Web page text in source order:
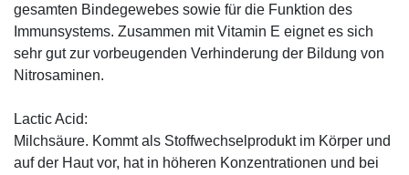
gesamten Bindegewebes sowie für die Funktion des
Immunsystems. Zusammen mit Vitamin E eignet es sich
sehr gut zur vorbeugenden Verhinderung der Bildung von
Nitrosaminen.
Lactic Acid:
Milchsäure. Kommt als Stoffwechselprodukt im Körper und
auf der Haut vor, hat in höheren Konzentrationen und bei